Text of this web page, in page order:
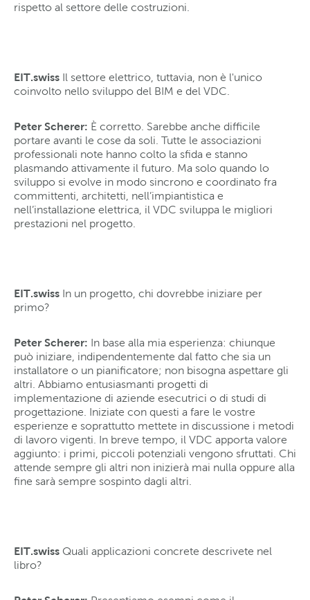
rispetto al settore delle costruzioni.
EIT.swiss Il settore elettrico, tuttavia, non è l'unico
coinvolto nello sviluppo del BIM e del VDC.
Peter Scherer: È corretto. Sarebbe anche difficile
portare avanti le cose da soli. Tutte le associazioni
professionali note hanno colto la sfida e stanno
plasmando attivamente il futuro. Ma solo quando lo
sviluppo si evolve in modo sincrono e coordinato fra
committenti, architetti, nell’impiantistica e
nell’installazione elettrica, il VDC sviluppa le migliori
prestazioni nel progetto.
EIT.swiss In un progetto, chi dovrebbe iniziare per
primo?
Peter Scherer: In base alla mia esperienza: chiunque
può iniziare, indipendentemente dal fatto che sia un
installatore o un pianificatore; non bisogna aspettare gli
altri. Abbiamo entusiasmanti progetti di
implementazione di aziende esecutrici o di studi di
progettazione. Iniziate con questi a fare le vostre
esperienze e soprattutto mettete in discussione i metodi
di lavoro vigenti. In breve tempo, il VDC apporta valore
aggiunto: i primi, piccoli potenziali vengono sfruttati. Chi
attende sempre gli altri non inizierà mai nulla oppure alla
fine sarà sempre sospinto dagli altri.
EIT.swiss Quali applicazioni concrete descrivete nel
libro?